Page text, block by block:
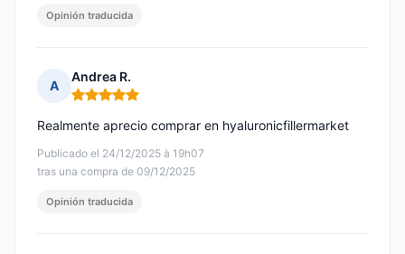
Opinión traducida
A
Andrea R.
Nota: 5 de 5
Publicado el 24/12/2025 à 19h07
tras una compra de 09/12/2025
Realmente aprecio comprar en hyaluronicfillermarket
Opinión traducida